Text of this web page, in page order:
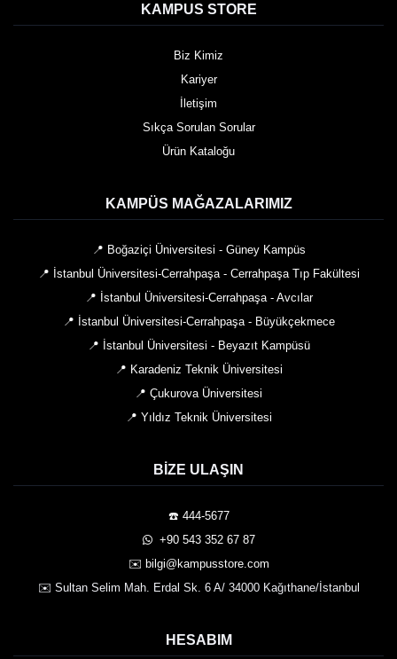
KAMPUS STORE
Biz Kimiz
Kariyer
İletişim
Sıkça Sorulan Sorular
Ürün Kataloğu
KAMPÜS MAĞAZALARIMIZ
📍 Boğaziçi Üniversitesi - Güney Kampüs
📍 İstanbul Üniversitesi-Cerrahpaşa - Cerrahpaşa Tıp Fakültesi
📍 İstanbul Üniversitesi-Cerrahpaşa - Avcılar
📍 İstanbul Üniversitesi-Cerrahpaşa - Büyükçekmece
📍 İstanbul Üniversitesi - Beyazıt Kampüsü
📍 Karadeniz Teknik Üniversitesi
📍 Çukurova Üniversitesi
📍 Yıldız Teknik Üniversitesi
BIZE ULAŞIN
☎️ 444-5677
️ +90 543 352 67 87
✉️ bilgi@kampusstore.com
✉️ Sultan Selim Mah. Erdal Sk. 6 A/ 34000 Kağıthane/İstanbul
HESABIM